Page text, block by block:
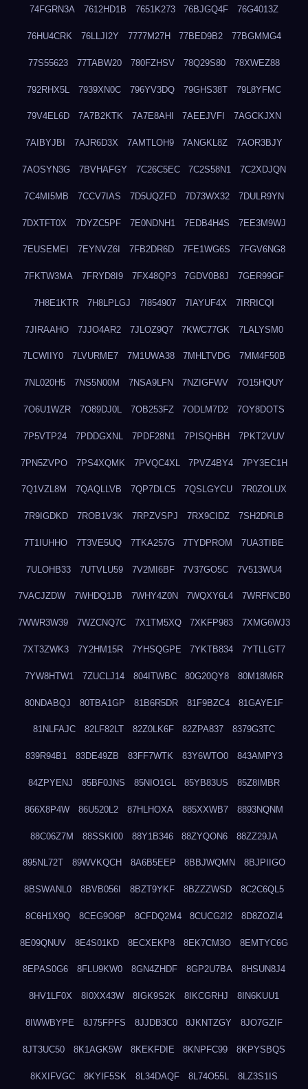
74FGRN3A 7612HD1B 7651K273 76BJGQ4F 76G4013Z
76HU4CRK 76LLJI2Y 7777M27H 77BED9B2 77BGMMG4
77S55623 77TABW20 780FZHSV 78Q29S80 78XWEZ88
792RHX5L 7939XN0C 796YV3DQ 79GHS38T 79L8YFMC
79V4EL6D 7A7B2KTK 7A7E8AHI 7AEEJVFI 7AGCKJXN
7AIBYJBI 7AJR6D3X 7AMTLOH9 7ANGKL8Z 7AOR3BJY
7AOSYN3G 7BVHAFGY 7C26C5EC 7C2S58N1 7C2XDJQN
7C4MI5MB 7CCV7IAS 7D5UQZFD 7D73WX32 7DULR9YN
7DXTFT0X 7DYZC5PF 7E0NDNH1 7EDB4H4S 7EE3M9WJ
7EUSEMEI 7EYNVZ6I 7FB2DR6D 7FE1WG6S 7FGV6NG8
7FKTW3MA 7FRYD8I9 7FX48QP3 7GDV0B8J 7GER99GF
7H8E1KTR 7H8LPLGJ 7I854907 7IAYUF4X 7IRRICQI
7JIRAAHO 7JJO4AR2 7JLOZ9Q7 7KWC77GK 7LALYSM0
7LCWIIY0 7LVURME7 7M1UWA38 7MHLTVDG 7MM4F50B
7NL020H5 7NS5N00M 7NSA9LFN 7NZIGFWV 7O15HQUY
7O6U1WZR 7O89DJ0L 7OB253FZ 7ODLM7D2 7OY8DOTS
7P5VTP24 7PDDGXNL 7PDF28N1 7PISQHBH 7PKT2VUV
7PN5ZVPO 7PS4XQMK 7PVQC4XL 7PVZ4BY4 7PY3EC1H
7Q1VZL8M 7QAQLLVB 7QP7DLC5 7QSLGYCU 7R0ZOLUX
7R9IGDKD 7ROB1V3K 7RPZVSPJ 7RX9CIDZ 7SH2DRLB
7T1IUHHO 7T3VE5UQ 7TKA257G 7TYDPROM 7UA3TIBE
7ULOHB33 7UTVLU59 7V2MI6BF 7V37GO5C 7V513WU4
7VACJZDW 7WHDQ1JB 7WHY4Z0N 7WQXY6L4 7WRFNCB0
7WWR3W39 7WZCNQ7C 7X1TM5XQ 7XKFP983 7XMG6WJ3
7XT3ZWK3 7Y2HM15R 7YHSQGPE 7YKTB834 7YTLLGT7
7YW8HTW1 7ZUCLJ14 804ITWBC 80G20QY8 80M18M6R
80NDABQJ 80TBA1GP 81B6R5DR 81F9BZC4 81GAYE1F
81NLFAJC 82LF82LT 82Z0LK6F 82ZPA837 8379G3TC
839R94B1 83DE49ZB 83FF7WTK 83Y6WTO0 843AMPY3
84ZPYENJ 85BF0JNS 85NIO1GL 85YB83US 85Z8IMBR
866X8P4W 86U520L2 87HLHOXA 885XXWB7 8893NQNM
88C06Z7M 88SSKI00 88Y1B346 88ZYQON6 88ZZ29JA
895NL72T 89WVKQCH 8A6B5EEP 8BBJWQMN 8BJPIIGO
8BSWANL0 8BVB056I 8BZT9YKF 8BZZZWSD 8C2C6QL5
8C6H1X9Q 8CEG9O6P 8CFDQ2M4 8CUCG2I2 8D8ZOZI4
8E09QNUV 8E4S01KD 8ECXEKP8 8EK7CM3O 8EMTYC6G
8EPAS0G6 8FLU9KW0 8GN4ZHDF 8GP2U7BA 8HSUN8J4
8HV1LF0X 8I0XX43W 8IGK9S2K 8IKCGRHJ 8IN6KUU1
8IWWBYPE 8J75FPFS 8JJDB3C0 8JKNTZGY 8JO7GZIF
8JT3UC50 8K1AGK5W 8KEKFDIE 8KNPFC99 8KPYSBQS
8KXIFVGC 8KYIF5SK 8L34DAQF 8L74O55L 8LZ3S1IS